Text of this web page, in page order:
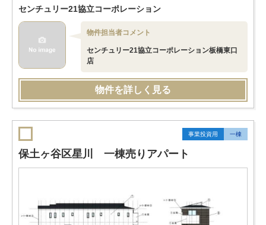
センチュリー21協立コーポレーション
物件担当者コメント
センチュリー21協立コーポレーション板橋東口
店
物件を詳しく見る
事業投資用 一棟
保土ヶ谷区星川 一棟売りアパート